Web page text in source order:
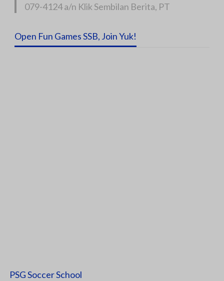
079-4124 a/n Klik Sembilan Berita, PT
Open Fun Games SSB, Join Yuk!
PSG Soccer School